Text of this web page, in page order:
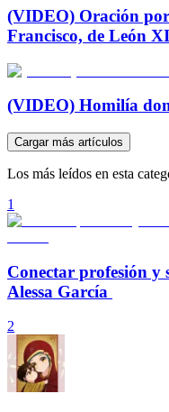
(VIDEO) Oración
Francisco, de León
(VIDEO) Homilía
Cargar más artículos
Los más leídos en esta
1
Conectar profesión y
Alessa García
2